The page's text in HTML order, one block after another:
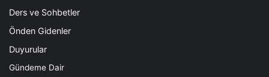
Ders ve Sohbetler
Önden Gidenler
Duyurular
Gündeme Dair